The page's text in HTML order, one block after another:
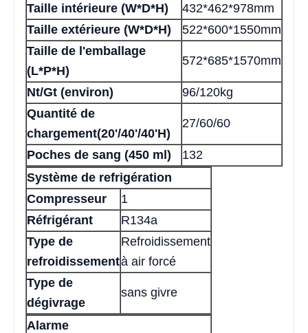
Taille intérieure (W*D*H)
432*462*978mm
Taille extérieure (W*D*H)
522*600*1550mm
Taille de l'emballage
(L*P*H)
572*685*1570mm
Nt/Gt (environ)
96/120kg
Quantité de
chargement(20'/40'/40'H)
27/60/60
Poches de sang (450 ml)
132
Système de refrigération
Compresseur
1
Réfrigérant
R134a
Type de
refroidissement
Refroidissement
à air forcé
Type de
dégivrage
sans givre
Alarme